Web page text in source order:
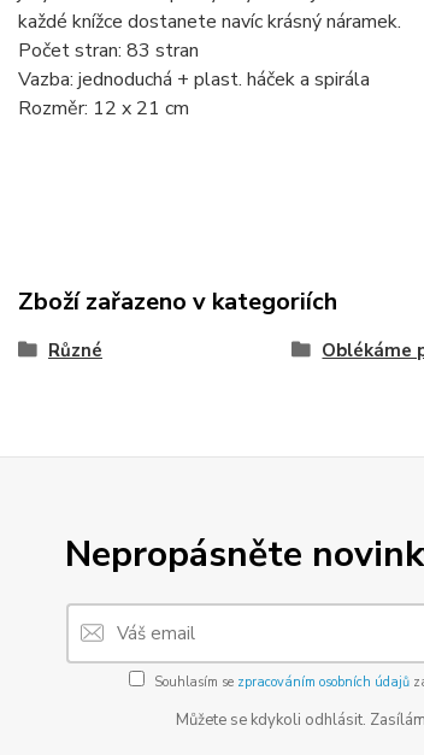
každé knížce dostanete navíc krásný náramek.
Počet stran: 83 stran
Vazba: jednoduchá + plast. háček a spirála
Rozměr: 12 x 21 cm
Zboží zařazeno v kategoriích
Různé Oblékáme
Nepropásněte
Souhlasím se zpracováním osobních údajů
Můžete se kdykoli odhlásit.